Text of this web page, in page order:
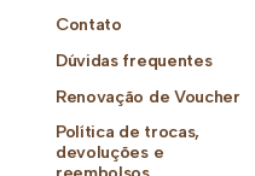
Contato
Dúvidas frequentes
Renovação de Voucher
Política de trocas,
devoluções e